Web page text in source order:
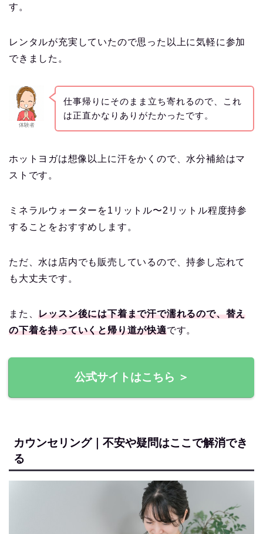
す。
レンタルが充実していたので思った以上に気軽に参加
できました。
体験者
仕事帰りにそのまま立ち寄れるので、これ
は正直かなりありがたかったです。
ホットヨガは想像以上に汗をかくので、水分補給はマ
ストです。
ミネラルウォーターを1リットル〜2リットル程度持参
することをおすすめします。
ただ、水は店内でも販売しているので、持参し忘れて
も大丈夫です。
また、レッスン後には下着まで汗で濡れるので、替え
の下着を持っていくと帰り道が快適です。
公式サイトはこちら ＞
カウンセリング｜不安や疑問はここで解消でき
る